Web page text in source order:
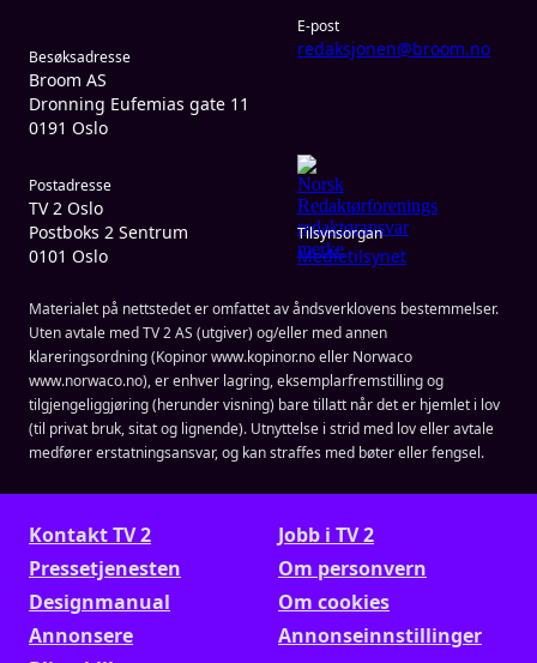
E-post
redaksjonen@broom.no
Besøksadresse
Broom AS
Dronning Eufemias gate 11
0191 Oslo
Tilsynsorgan
Medietilsynet
Postadresse
TV 2 Oslo
Postboks 2 Sentrum
0101 Oslo
Materialet på nettstedet er omfattet av åndsverklovens bestemmelser.
Uten avtale med TV 2 AS (utgiver) og/eller med annen
klareringsordning (Kopinor www.kopinor.no eller Norwaco
www.norwaco.no), er enhver lagring, eksemplarfremstilling og
tilgjengeliggjøring (herunder visning) bare tillatt når det er hjemlet i lov
(til privat bruk, sitat og lignende). Utnyttelse i strid med lov eller avtale
medfører erstatningsansvar, og kan straffes med bøter eller fengsel.
Kontakt TV 2
Presse­tjenesten
Designmanual
Annonsere
Jobb i TV 2
Om personvern
Om cookies
Annonseinnstillinger